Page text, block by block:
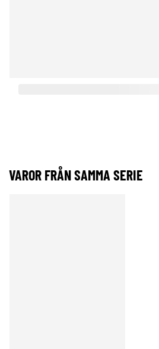
VAROR FRÅN SAMMA SERIE